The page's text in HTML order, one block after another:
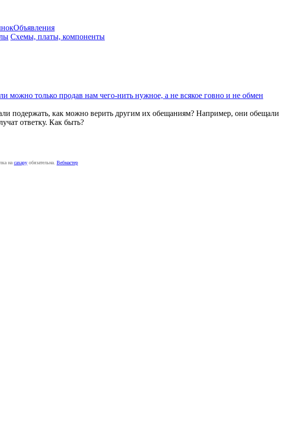
Объявления
Схемы, платы, компоненты
можно только продав нам чего-нить нужное, а не всякое говно и не обмен
подержать, как можно верить другим их обещаниям? Например, они обещали
ответку. Как быть?
на caxapу обязательна. Вебмастер